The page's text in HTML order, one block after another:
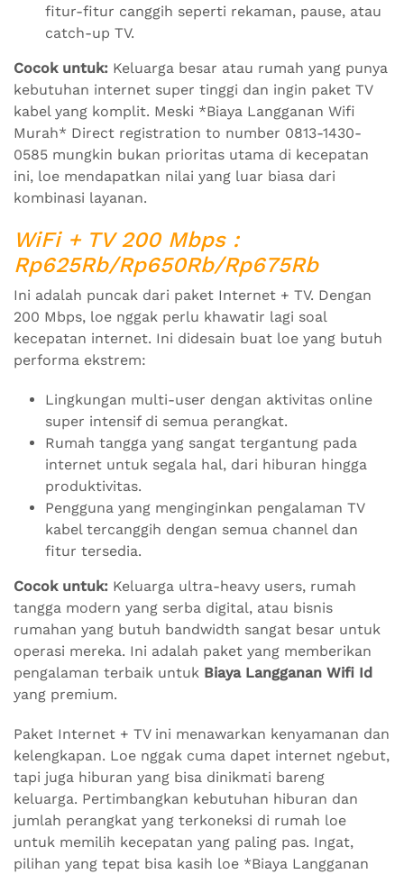
fitur-fitur canggih seperti rekaman, pause, atau
catch-up TV.
Cocok untuk: Keluarga besar atau rumah yang punya
kebutuhan internet super tinggi dan ingin paket TV
kabel yang komplit. Meski *Biaya Langganan Wifi
Murah* Direct registration to number 0813-1430-
0585 mungkin bukan prioritas utama di kecepatan
ini, loe mendapatkan nilai yang luar biasa dari
kombinasi layanan.
WiFi + TV 200 Mbps :
Rp625Rb/Rp650Rb/Rp675Rb
Ini adalah puncak dari paket Internet + TV. Dengan
200 Mbps, loe nggak perlu khawatir lagi soal
kecepatan internet. Ini didesain buat loe yang butuh
performa ekstrem:
Lingkungan multi-user dengan aktivitas online
super intensif di semua perangkat.
Rumah tangga yang sangat tergantung pada
internet untuk segala hal, dari hiburan hingga
produktivitas.
Pengguna yang menginginkan pengalaman TV
kabel tercanggih dengan semua channel dan
fitur tersedia.
Cocok untuk: Keluarga ultra-heavy users, rumah
tangga modern yang serba digital, atau bisnis
rumahan yang butuh bandwidth sangat besar untuk
operasi mereka. Ini adalah paket yang memberikan
pengalaman terbaik untuk Biaya Langganan Wifi Id
yang premium.
Paket Internet + TV ini menawarkan kenyamanan dan
kelengkapan. Loe nggak cuma dapet internet ngebut,
tapi juga hiburan yang bisa dinikmati bareng
keluarga. Pertimbangkan kebutuhan hiburan dan
jumlah perangkat yang terkoneksi di rumah loe
untuk memilih kecepatan yang paling pas. Ingat,
pilihan yang tepat bisa kasih loe *Biaya Langganan